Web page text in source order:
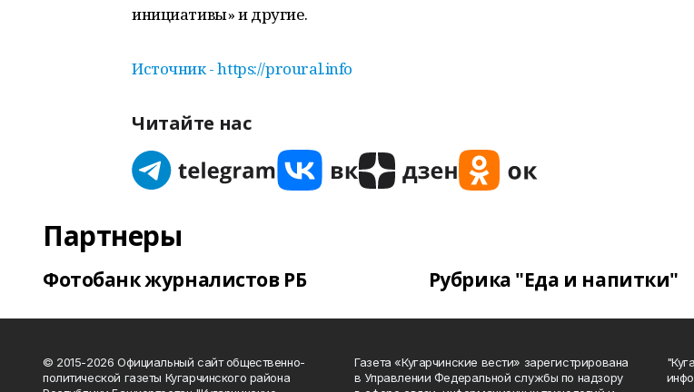
инициативы» и другие.
Источник - https://proural.info
Читайте нас
Партнеры
Фотобанк журналистов РБ Рубрика "Еда и напитки"
© 2015-2026 Официальный сайт общественно-
политической газеты Кугарчинского района
Газета «Кугарчинские вести» зарегистрирована
в Управлении Федеральной службы по надзору